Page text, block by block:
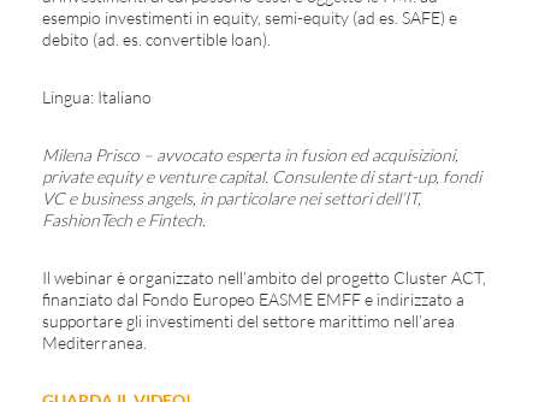
esempio investimenti in equity, semi-equity (ad es. SAFE) e
debito (ad. es. convertible loan).
Lingua: Italiano
Milena Prisco – avvocato esperta in fusion edacquisizioni,
private equity e venture capital. Consulentedi start-up, fondi
VC e business angels, in particolare nei settori dell’IT,
FashionTech e Fintech.
Il webinar è organizzato nell’ambito del progetto Cluster ACT,
finanziato dal Fondo Europeo EASME EMFF e indirizzato a
supportare gli investimenti del settore marittimo nell’area
Mediterranea.